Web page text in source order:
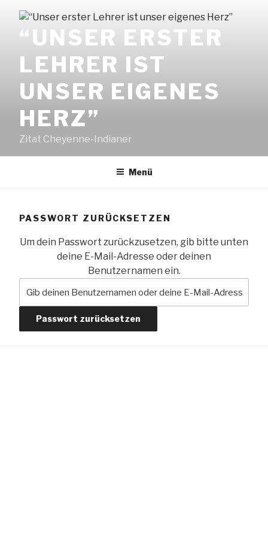
Inhalt
springen“UNSER ERSTER
LEHRER IST
UNSER EIGENES
HERZ”
Zitat Cheyenne-Indianer
Menü
PASSWORT ZURÜCKSETZEN
Um dein Passwort zurückzusetzen, gib bitte unten
deine E-Mail-Adresse oder deinen
Benutzernamen ein.